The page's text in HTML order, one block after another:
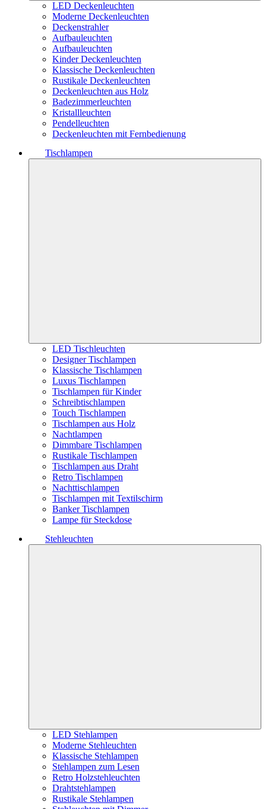
LED Deckenleuchten
Moderne Deckenleuchten
Deckenstrahler
Aufbauleuchten
Aufbauleuchten
Kinder Deckenleuchten
Klassische Deckenleuchten
Rustikale Deckenleuchten
Deckenleuchten aus Holz
Badezimmerleuchten
Kristallleuchten
Pendelleuchten
Deckenleuchten mit Fernbedienung
Tischlampen
LED Tischleuchten
Designer Tischlampen
Klassische Tischlampen
Luxus Tischlampen
Tischlampen für Kinder
Schreibtischlampen
Touch Tischlampen
Tischlampen aus Holz
Nachtlampen
Dimmbare Tischlampen
Rustikale Tischlampen
Tischlampen aus Draht
Retro Tischlampen
Nachttischlampen
Tischlampen mit Textilschirm
Banker Tischlampen
Lampe für Steckdose
Stehleuchten
LED Stehlampen
Moderne Stehleuchten
Klassische Stehlampen
Stehlampen zum Lesen
Retro Holzstehleuchten
Drahtstehlampen
Rustikale Stehlampen